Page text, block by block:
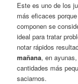
Este es uno de los
más eficaces
componen se
ideal para tratar
notar rápidos
mañana, en
cantidades más
saciarnos.